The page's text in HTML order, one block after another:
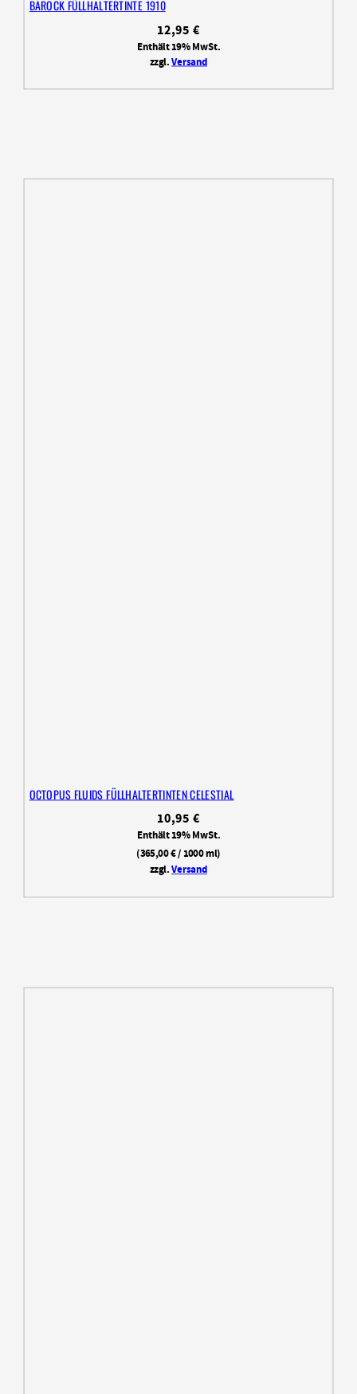
BAROCK FÜLLHALTERTINTE 1910
12,95 €
Enthält 19% MwSt.
zzgl.Versand
OCTOPUS FLUIDS FÜLLHALTERTINTEN CELESTIAL
10,95 €
Enthält 19% MwSt.
(365,00€/ 1000 ml)
zzgl.Versand